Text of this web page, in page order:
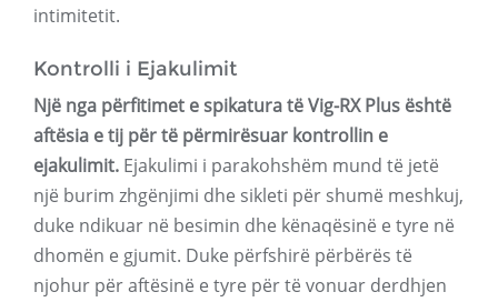
intimitetit.
Kontrolli i Ejakulimit
Një nga përfitimet e spikatura të Vig-RX Plus është
aftësia e tij për të përmirësuar kontrollin e
ejakulimit. Ejakulimi i parakohshëm mund të jetë
një burim zhgënjimi dhe sikleti për shumë meshkuj,
duke ndikuar në besimin dhe kënaqësinë e tyre në
dhomën e gjumit. Duke përfshirë përbërës të
njohur për aftësinë e tyre për të vonuar derdhjen